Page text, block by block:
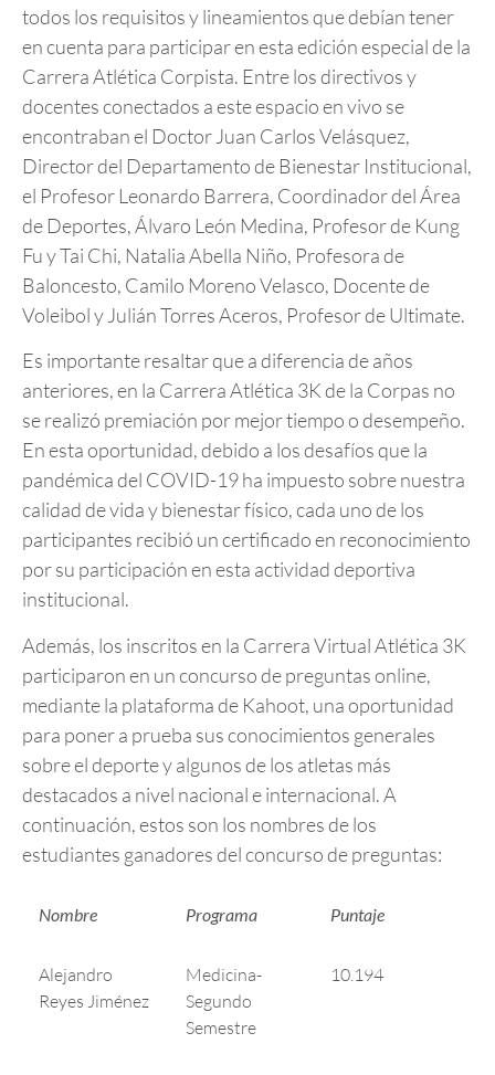
todos los requisitos y lineamientos que debían tener
en cuenta para participar en esta edición especial de la
Carrera Atlética Corpista. Entre los directivos y
docentes conectados a este espacio en vivo se
encontraban el Doctor Juan Carlos Velásquez,
Director del Departamento de Bienestar Institucional,
el Profesor Leonardo Barrera, Coordinador del Área
de Deportes, Álvaro León Medina, Profesor de Kung
Fu y Tai Chi, Natalia Abella Niño, Profesora de
Baloncesto, Camilo Moreno Velasco, Docente de
Voleibol y Julián Torres Aceros, Profesor de Ultimate.
Es importante resaltar que a diferencia de años
anteriores, en la Carrera Atlética 3K de la Corpas no
se realizó premiación por mejor tiempo o desempeño.
En esta oportunidad, debido a los desafíos que la
pandémica del COVID-19 ha impuesto sobre nuestra
calidad de vida y bienestar físico, cada uno de los
participantes recibió un certificado en reconocimiento
por su participación en esta actividad deportiva
institucional.
Además, los inscritos en la Carrera Virtual Atlética 3K
participaron en un concurso de preguntas online,
mediante la plataforma de Kahoot, una oportunidad
para poner a prueba sus conocimientos generales
sobre el deporte y algunos de los atletas más
destacados a nivel nacional e internacional. A
continuación, estos son los nombres de los
estudiantes ganadores del concurso de preguntas:
Nombre Programa Puntaje
Alejandro
Reyes Jiménez
Medicina-
Segundo
Semestre
10.194